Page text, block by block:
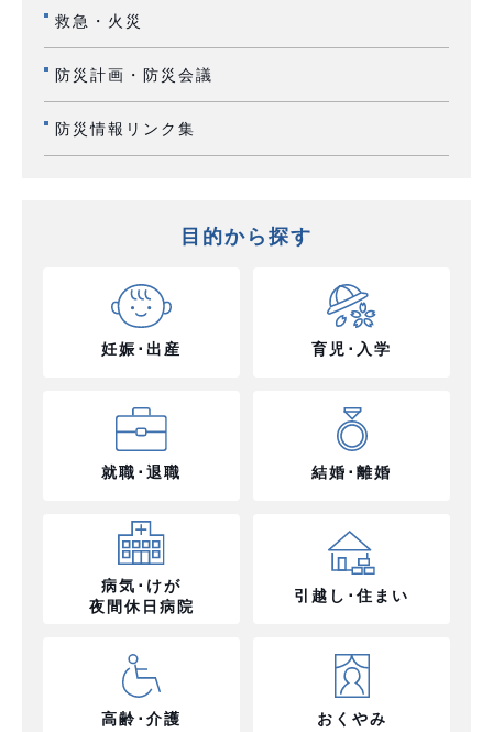
救急・火災
防災計画・防災会議
防災情報リンク集
目的から探す
妊娠･出産 育児･入学
就職･退職 結婚･離婚
病気･けが
夜間休日病院
引越し･住まい
高齢･介護 おくやみ